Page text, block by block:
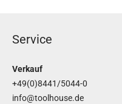
Service
Verkauf
+49(0)8441/5044-0
info@toolhouse.de